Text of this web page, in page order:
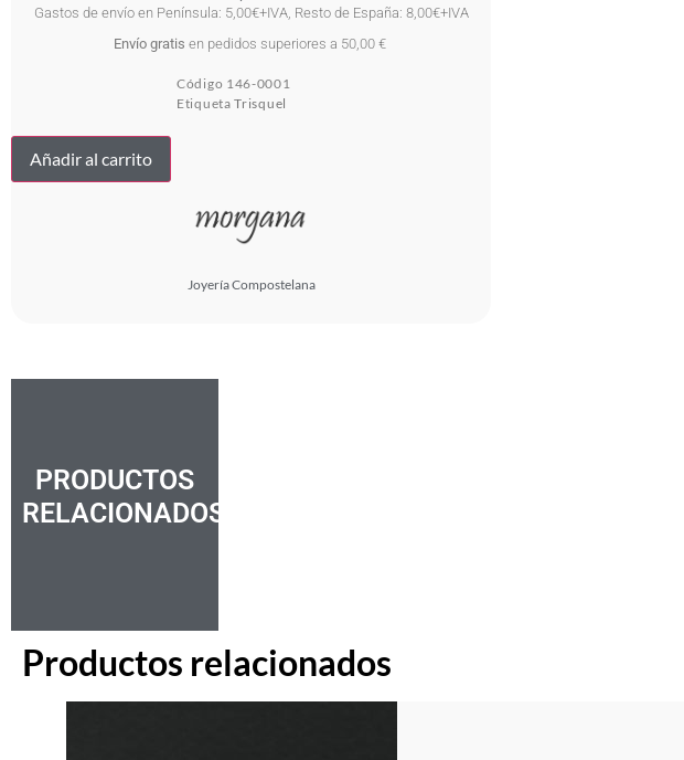
Gastos de envío en Península: 5,00€+IVA, Resto de España: 8,00€+IVA
Envío gratis en pedidos superiores a 50,00 €
Código 146-0001
Etiqueta Trisquel
ANILLO
TRISKEL
AG
Añadir al carrito
Joyería Compostelana
PRODUCTOS
RELACIONADOS
Productos relacionados